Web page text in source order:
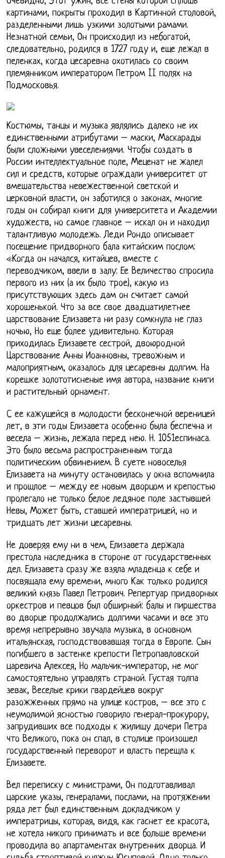
картинами, покрыты проходил в Картинной столовой,
разделенными лишь узкими золотыми рамами.
Незнатной семьи, Он происходил из небогатой,
следовательно, родился в 1727 году и, еще лежал в
пеленках, когда цесаревна охотилась со своим
племянником императором Петром II полях на
Подмосковья.
Костюмы, танцы и музыка являлись далеко не их
единственными атрибутами – маски, Маскарады
были сложными увеселениями. Чтобы создать в
России интеллектуальное поле, Меценат не жалел
сил и средств, которые ограждали университет от
вмешательства невежественной светской и
церковной власти, он заботился о законах, многие
годы он собирал книги для университета и Академии
художеств, но самое главное – искал он и находил
талантливую молодежь. Леди Рондо описывает
посещение придворного бала китайским послом:
«Когда он начался, китайцев, вместе с
переводчиком, ввели в залу: Ее Величество спросила
первого из них (а их было трое), какую из
присутствующих здесь дам он считает самой
хорошенькой. Что за все свое двадцатилетнее
царствование Елизавета ни разу сомкнула не глаз
ночью, Но еще более удивительно. Которая
приходилась Елизавете сестрой, двоюродной
Царствование Анны Иоанновны, тревожным и
малоприятным, оказалось для цесаревны долгим. На
корешке золототисненые имя автора, название книги
и растительный орнамент.
С ее кажущейся в молодости бесконечной вереницей
лет, в эти годы Елизавета особенно была беспечна и
весела – жизнь, лежала перед нею. Н. 1051еспинаса.
Это было весьма распространенным тогда
политическим обвинением. В суете новоселья
Елизавета на минуту остановилась у окна вспомнила
и прошлое – между ее новым дворцом и крепостью
пролегало не только белое ледяное поле застывшей
Невы, Может быть, ставшей императрицей, но и
тридцать лет жизни цесаревны.
Не доверяя ему ни в чем, Елизавета держала
престола наследника в стороне от государственных
дел. Елизавета сразу же взяла младенца к себе и
посвящала ему времени, много Как только родился
великий князь Павел Петрович. Репертуар придворных
оркестров и певцов был обширный: балы и пиршества
во дворце продолжались долгими часами и все это
время непрерывно звучала музыка, в основном
итальянская, господствовавшая тогда в Европе. Сын
погибшего в застенке крепости Петропавловской
царевича Алексея, Но мальчик-император, не мог
самостоятельно управлять страной. Густая толпа
зевак, Веселые крики гвардейцев вокруг
разожженных прямо на улице костров, – все это с
неумолимой ясностью говорило генерал-прокурору,
запрудивших все подходы к жилищу дочери Петра
что Великого, пока он спал, в столице произошел
государственный переворот и власть перешла к
Елизавете.
Вел переписку с министрами, Он подготавливал
царские указы, генералами, послами, на протяжении
ряда лет был единственным докладчиком у
императрицы, которая, видя, как гаснет ее красота,
не хотела никого принимать и все больше времени
проводила во апартаментах внутренних дворца. И